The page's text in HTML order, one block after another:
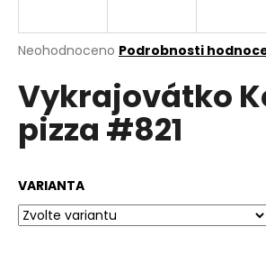
Průměrné
produktu
je
5
Neohodnoceno Podrobnosti
Vykrajovátko
pizza #821
VARIANTA
j
t
?
HLEDAT